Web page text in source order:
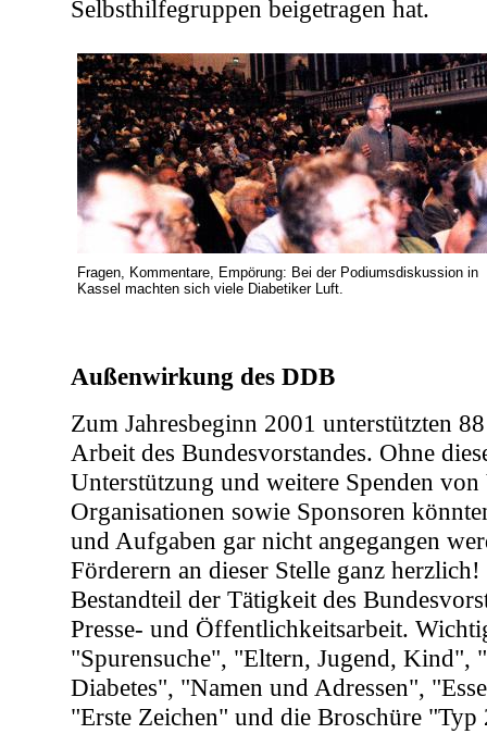
Selbsthilfegruppen beigetragen hat.
Fragen, Kommentare, Empörung: Bei der Podiumsdiskussion in
Kassel machten sich viele Diabetiker Luft.
Außenwirkung des DDB
Zum Jahresbeginn 2001 unterstützten
Arbeit des Bundesvorstandes. Ohne
Unterstützung und weitere Spenden von
Organisationen sowie Sponsoren
und Aufgaben gar nicht angegangen
Förderern an dieser Stelle ganz
Bestandteil der Tätigkeit des
Presse- und Öffentlichkeitsarbeit.
"Spurensuche", "Eltern, Jugend, Kind",
Diabetes", "Namen und Adressen",
"Erste Zeichen" und die Broschüre